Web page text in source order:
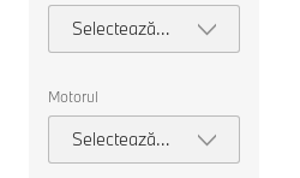
pentru
comparație.
Selectează
tipul
Motorul
Selectează
motorul